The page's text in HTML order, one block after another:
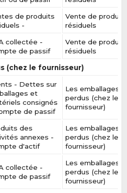
de produits
-
Vente de
résiduels
collectée -
de passif
Vente de
résiduels
(chez le fournisseur)
- Dettes sur
et
consignés
de passif
Les emballages
perdus (chez le
fournisseur)
des
annexes -
d'actif
Les emballages
perdus (chez le
fournisseur)
collectée -
de passif
Les emballages
perdus (chez le
fournisseur)